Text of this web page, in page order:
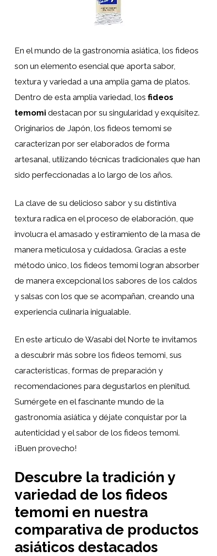
En el mundo de la gastronomía asiática, los fideos
son un elemento esencial que aporta sabor,
textura y variedad a una amplia gama de platos.
Dentro de esta amplia variedad, los fideos
temomi destacan por su singularidad y exquisitez.
Originarios de Japón, los fideos temomi se
caracterizan por ser elaborados de forma
artesanal, utilizando técnicas tradicionales que han
sido perfeccionadas a lo largo de los años.
La clave de su delicioso sabor y su distintiva
textura radica en el proceso de elaboración, que
involucra el amasado y estiramiento de la masa de
manera meticulosa y cuidadosa. Gracias a este
método único, los fideos temomi logran absorber
de manera excepcional los sabores de los caldos
y salsas con los que se acompañan, creando una
experiencia culinaria inigualable.
En este artículo de Wasabi del Norte te invitamos
a descubrir más sobre los fideos temomi, sus
características, formas de preparación y
recomendaciones para degustarlos en plenitud.
Sumérgete en el fascinante mundo de la
gastronomía asiática y déjate conquistar por la
autenticidad y el sabor de los fideos temomi.
¡Buen provecho!
Descubre la tradición y
variedad de los fideos
temomi en nuestra
comparativa de productos
asiáticos destacados